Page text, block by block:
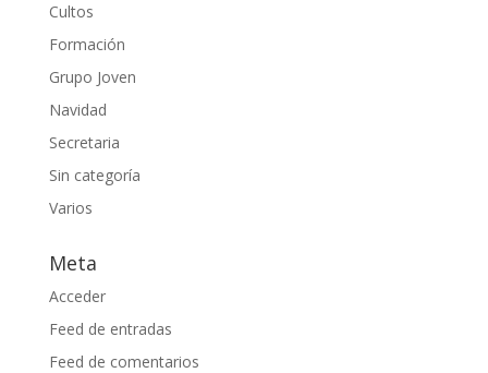
Cultos
Formación
Grupo Joven
Navidad
Secretaria
Sin categoría
Varios
Meta
Acceder
Feed de entradas
Feed de comentarios